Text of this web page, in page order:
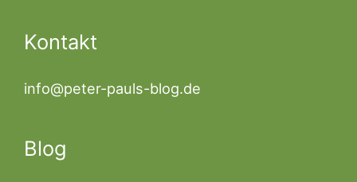
Kontakt
info@peter-pauls-blog.de
Blog